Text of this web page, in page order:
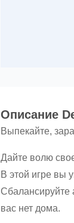
Oписание
Выпекайте,
Дайте волю
В этой игре вы
Сбалансируйте
вас нет дома.